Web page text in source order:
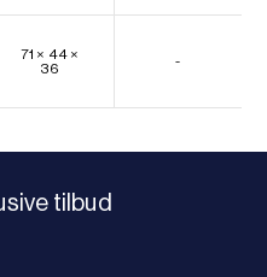
71 × 44 ×
36
-
tilbud